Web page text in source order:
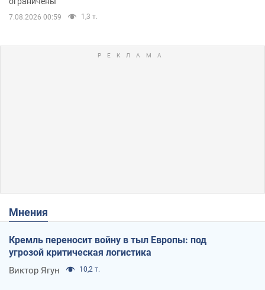
7.08.2026 00:59 1,3 т.
Мнения
Кремль переносит войну в тыл Европы: под
угрозой критическая логистика
Виктор Ягун 10,2 т.